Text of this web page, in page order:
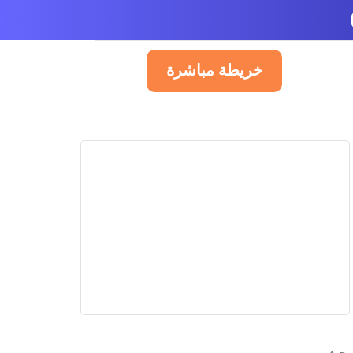
خريطة مباشرة